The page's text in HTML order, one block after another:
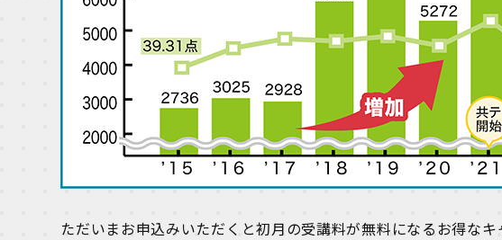
ただいまお申込みいただくと初月の受講料が無料になるお得なキ